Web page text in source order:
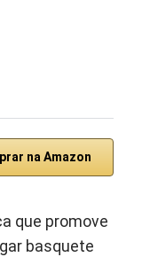
na Amazon
que promove
basquete